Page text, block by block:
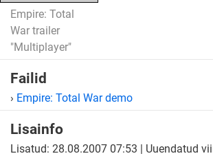
Empire: Total
War trailer
"Multiplayer"
Failid
› Empire: Total War demo
Lisainfo
Lisatud: 28.08.2007 07:53 | Uuendatud